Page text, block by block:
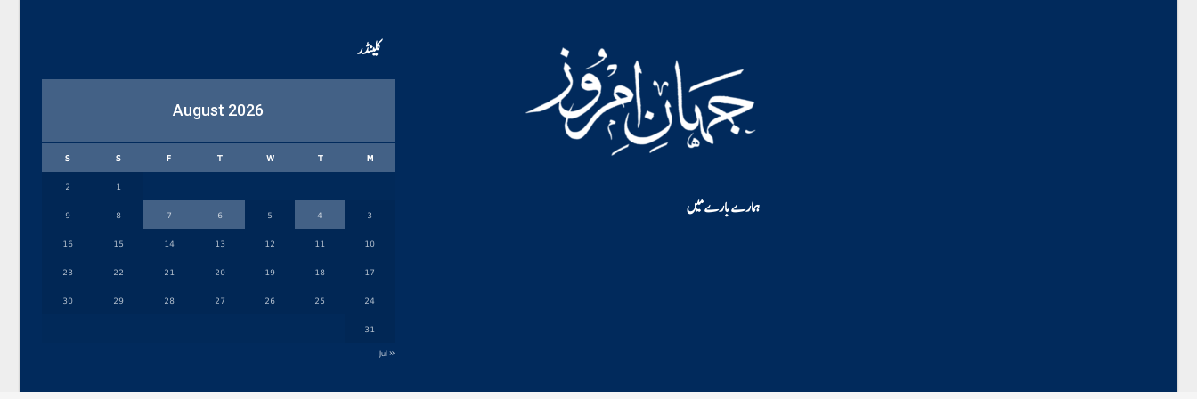
کلینڈر
August 2026
M
T
W
T
F
S
S
1
2
3
4
5
6
7
8
9
10
11
12
13
14
15
16
17
18
19
20
21
22
23
24
25
26
27
28
29
30
31
« Jul
ہمارے بارے میں